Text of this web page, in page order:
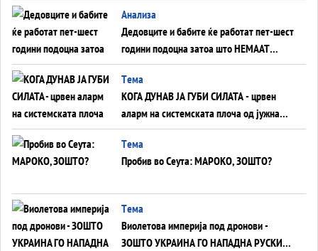
Анализа
Дедовците и бабите ќе работат пет-шест
години подоцна затоа што НЕМААТ
ВНУЦИ ДА ГИ ЗАМЕНАТ
Tема
КОГА ДУНАВ ЈА ГУБИ СИЛАТА - црвен
аларм на системската плоча од јужна
Германија до Црното Море...
Tема
Пробив во Сеута: МАРОКО, ЗОШТО?
Tема
Виолетова империја под дронови -
ЗОШТО УКРАИНА ГО НАПАДНА РУСКИОТ